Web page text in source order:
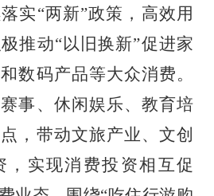
实“两新”政策，高效用
推动“以旧换新”促进家
数码产品等大众消费。
事、休闲娱乐、教育培
，带动文旅产业、文创
，实现消费投资相互促